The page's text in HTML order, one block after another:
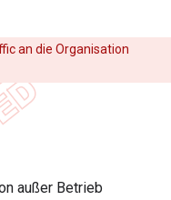
an die Organisation
außer Betrieb